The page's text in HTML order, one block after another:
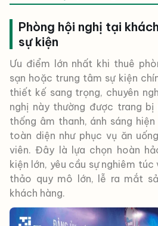
Phòng hội nghị tại
sự kiện
Ưu điểm lớn nhất khi thuê
sạn hoặc trung tâm sự kiện
thiết kế sang trọng, chuyên
nghị này thường được trang
thống âm thanh, ánh sáng
toàn diện như phục vụ ăn
viên. Đây là lựa chọn hoàn
kiện lớn, yêu cầu sự nghiêm
thảo quy mô lớn, lễ ra mắt
khách hàng.